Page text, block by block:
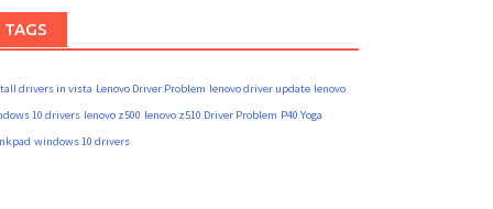
TAGS
drivers in vista Lenovo Driver Problem lenovo driver update lenovo
10 drivers lenovo z500 lenovo z510 Driver Problem P40 Yoga
windows 10 drivers